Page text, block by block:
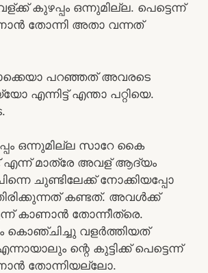
കുഴപ്പം ഒന്നുമില്ല. പെട്ടെന്ന്
തോന്നി അതാ വന്നത്
പറഞ്ഞത് അവരടെ
എന്നിട്ട് എന്താ പറ്റിയെ.
ഒന്നുമില്ല സാറേ കൈ
എന്ന് മാത്രേ അവള് ആദ്യം
ചുണ്ടിലേക്ക് നോക്കിയപ്പോ
കണ്ടത്. അവൾക്ക്
കാണാൻ തോന്നീത്രെ.
കൊഞ്ചിച്ചു വളർത്തിയത്
ന്റെ കുട്ടിക്ക് പെട്ടെന്ന്
തോന്നിയല്ലോ.